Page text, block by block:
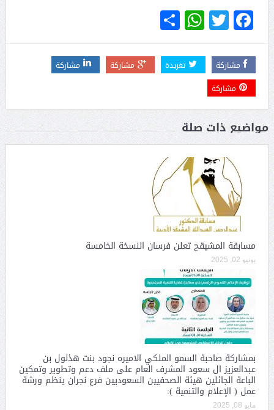
Facebook
Twitter
WhatsApp
Share
مشاركة تغريدة مشاركة
مشاركة
مشاركة
مواضيع ذات صلة
مسابقة المشيقح تعلن فرسان النسخة الخامسة
يونيو 02, 2025
بمشاركة صاحبة السمو الملكي الاميره نجود بنت هذلول بن
عبدالعزيز ال سعود المشرف العام على ملف دعم وتطوير وتمكين
الباعة الجائلين هيئة الصحفيين السعوديين فرع نجران ينظم ورشة
عمل ( الإعلام والتنمية ):
مايو 08, 2025